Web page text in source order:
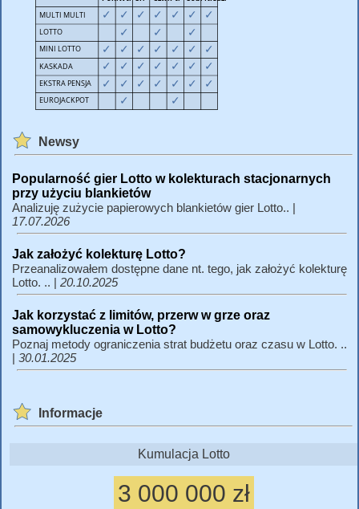
Newsy
Popularność gier Lotto w kolekturach stacjonarnych
przy użyciu blankietów
Analizuję zużycie papierowych blankietów gier Lotto.. |
17.07.2026
Jak założyć kolekturę Lotto?
Przeanalizowałem dostępne dane nt. tego, jak założyć kolekturę
Lotto. .. | 20.10.2025
Jak korzystać z limitów, przerw w grze oraz
samowykluczenia w Lotto?
Poznaj metody ograniczenia strat budżetu oraz czasu w Lotto. ..
30.01.2025
Informacje
Kumulacja Lotto
3 000 000 zł